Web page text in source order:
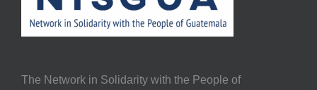
The Network in Solidarity with the People of